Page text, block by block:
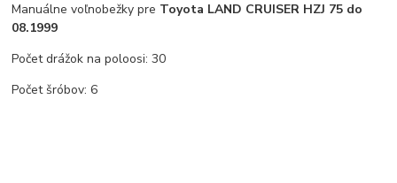
Manuálne voľnobežky pre Toyota LAND CRUISER HZJ 75 do
08.1999
Počet drážok na poloosi: 30
Počet šróbov: 6